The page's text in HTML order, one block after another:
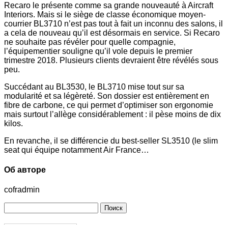
Recaro le présente comme sa grande nouveauté à Aircraft
Interiors. Mais si le siège de classe économique moyen-
courrier BL3710 n’est pas tout à fait un inconnu des salons, il
a cela de nouveau qu’il est désormais en service. Si Recaro
ne souhaite pas révéler pour quelle compagnie,
l’équipementier souligne qu’il vole depuis le premier
trimestre 2018. Plusieurs clients devraient être révélés sous
peu.
Succédant au BL3530, le BL3710 mise tout sur sa
modularité et sa légèreté. Son dossier est entièrement en
fibre de carbone, ce qui permet d’optimiser son ergonomie
mais surtout l’allège considérablement : il pèse moins de dix
kilos.
En revanche, il se différencie du best-seller SL3510 (le slim
seat qui équipe notamment Air France…
Об авторе
cofradmin